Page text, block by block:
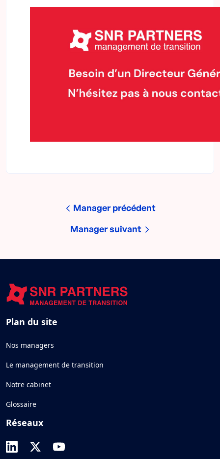
Manager précédent
Manager suivant
Plan du site
Nos managers
Le management de transition
Notre cabinet
Glossaire
Réseaux